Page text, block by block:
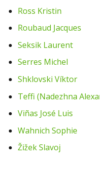
Ross Kristin
Roubaud Jacques
Seksik Laurent
Serres Michel
Shklovski Víktor
Teffi (Nadezhna
Viñas José Luis
Wahnich Sophie
Žižek Slavoj